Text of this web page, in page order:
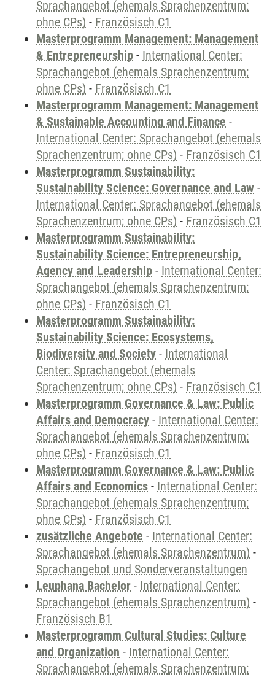
Sprachangebot (ehemals Sprachenzentrum;
ohne CPs) - Französisch C1
Masterprogramm Management: Management
& Entrepreneurship - International Center:
Sprachangebot (ehemals Sprachenzentrum;
ohne CPs) - Französisch C1
Masterprogramm Management: Management
& Sustainable Accounting and Finance -
International Center: Sprachangebot (ehemals
Sprachenzentrum; ohne CPs) - Französisch C1
Masterprogramm Sustainability:
Sustainability Science: Governance and Law -
International Center: Sprachangebot (ehemals
Sprachenzentrum; ohne CPs) - Französisch C1
Masterprogramm Sustainability:
Sustainability Science: Entrepreneurship,
Agency and Leadership - International Center:
Sprachangebot (ehemals Sprachenzentrum;
ohne CPs) - Französisch C1
Masterprogramm Sustainability:
Sustainability Science: Ecosystems,
Biodiversity and Society - International
Center: Sprachangebot (ehemals
Sprachenzentrum; ohne CPs) - Französisch C1
Masterprogramm Governance & Law: Public
Affairs and Democracy - International Center:
Sprachangebot (ehemals Sprachenzentrum;
ohne CPs) - Französisch C1
Masterprogramm Governance & Law: Public
Affairs and Economics - International Center:
Sprachangebot (ehemals Sprachenzentrum;
ohne CPs) - Französisch C1
zusätzliche Angebote - International Center:
Sprachangebot (ehemals Sprachenzentrum) -
Sprachangebot und Sonderveranstaltungen
Leuphana Bachelor - International Center:
Sprachangebot (ehemals Sprachenzentrum) -
Französisch B1
Masterprogramm Cultural Studies: Culture
and Organization - International Center:
Sprachangebot (ehemals Sprachenzentrum;